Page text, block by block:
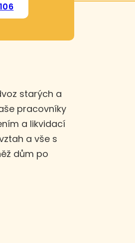
starých a
pracovníky
a likvidací
a vše s
dům po